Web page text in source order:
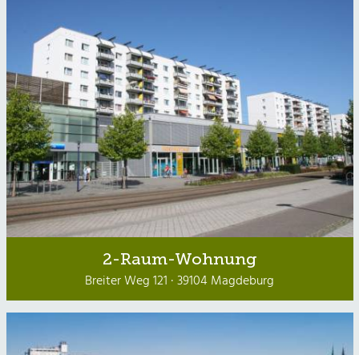
2-Raum-Wohnung
Breiter Weg 121 · 39104 Magdeburg